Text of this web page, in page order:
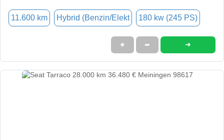
11.600 km Hybrid (Benzin/Elekt 180 kw (245 PS)
★ ➦ ➜